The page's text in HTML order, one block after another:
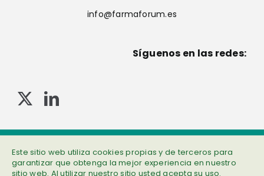
info@farmaforum.es
Síguenos en las redes:
Este sitio web utiliza cookies propias y de terceros para
garantizar que obtenga la mejor experiencia en nuestro
sitio web. Al utilizar nuestro sitio usted acepta su uso.
© Copyright 2013-2023 . Todos los derechos reservados
Política de privacidad|Cookies|Aviso legal| Información adicional